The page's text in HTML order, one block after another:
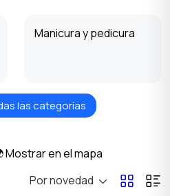
Manicura y pedicura
Perfumería
Cuidado del cabello
las categorías
Mostrar en el mapa
Por novedad